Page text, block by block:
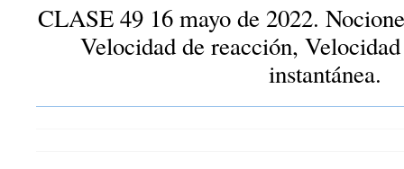
CLASE 49 16 mayo de 2022.
Velocidad de reacción,
instantánea.